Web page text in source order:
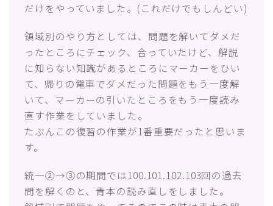
だけをやっていました。(これだけでもしんどい)
領域別のやり方としては、問題を解いてダメだ
ったところにチェック、合っていたけど、解説
に知らない知識があるところにマーカーをひい
て、帰りの電車でダメだった問題をもう一度解
いて、マーカーの引いたところをもう一度読み
直す作業をしていました。
たぶんこの復習の作業が1番重要だったと思いま
す。
統一②→③の期間では100.101.102.103回の過去
問を解くのと、青本の読み直しをしました。